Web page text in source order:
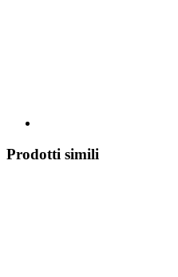
Prodotti simili